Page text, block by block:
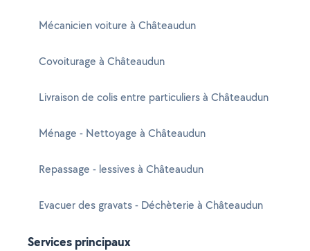
Mécanicien voiture à Châteaudun
Covoiturage à Châteaudun
Livraison de colis entre particuliers à Châteaudun
Ménage - Nettoyage à Châteaudun
Repassage - lessives à Châteaudun
Evacuer des gravats - Déchèterie à Châteaudun
Services principaux